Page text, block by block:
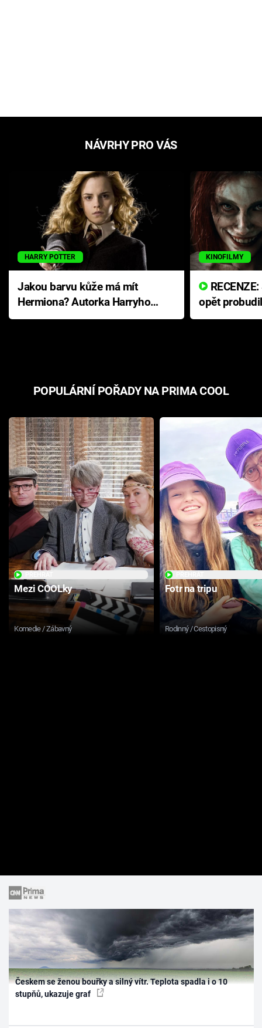
NÁVRHY PRO VÁS
HARRY POTTER
Jakou barvu kůže má mít
Hermiona? Autorka Harryho
Pottera přišla s ráznou
KINOFILMY
opět
přichází s
POPULÁRNÍ POŘADY NA PRIMA COOL
Mezi COOLky
Komedie / Zábavný
Fotr na tripu
Rodinný / Cestopisný
Českem se ženou bouřky a silný vítr. Teplota spadla i o 10
stupňů, ukazuje graf